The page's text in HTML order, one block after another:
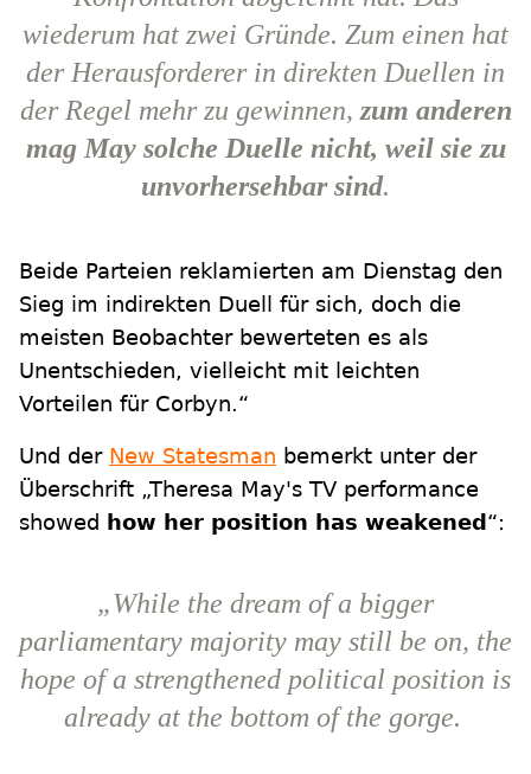
wiederum hat zwei Gründe. Zum einen hat
der Herausforderer in direkten Duellen in
der Regel mehr zu gewinnen, zum anderen
mag May solche Duelle nicht, weil sie zu
unvorhersehbar sind.
Beide Parteien reklamierten am Dienstag den
Sieg im indirekten Duell für sich, doch die
meisten Beobachter bewerteten es als
Unentschieden, vielleicht mit leichten
Vorteilen für Corbyn.“
Und der New Statesman bemerkt unter der
Überschrift „Theresa May's TV performance
showed how her position has weakened “:
„While the dream of a bigger
parliamentary majority may still be on, the
hope of a strengthened political position is
already at the bottom of the gorge.